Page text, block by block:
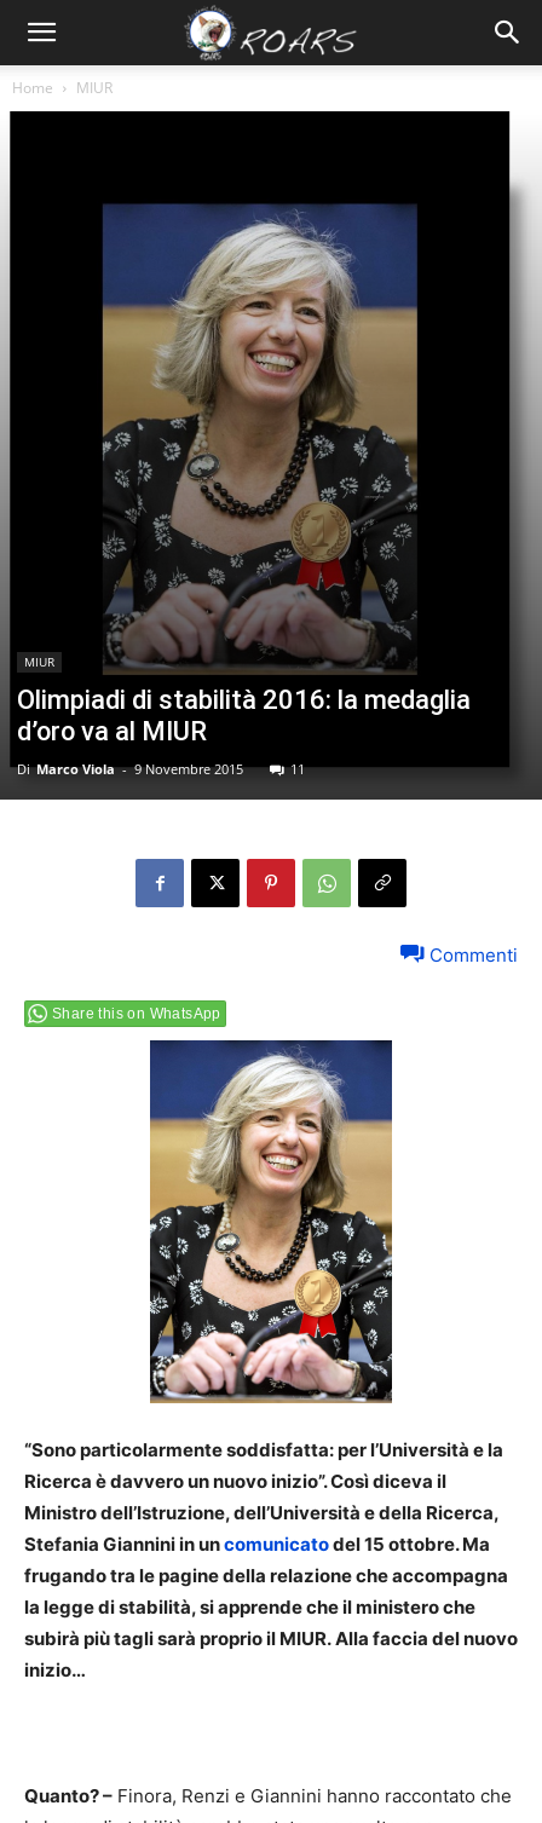
Home MIUR
MIUR
Olimpiadi di stabilità 2016: la medaglia
d’oro va al MIUR
Di Marco Viola - 9 Novembre 2015 11
Commenti
Share this on WhatsApp
“Sono particolarmente soddisfatta: per l’Università e la
Ricerca è davvero un nuovo inizio”. Così diceva il
Ministro dell’Istruzione, dell’Università e della Ricerca,
Stefania Giannini in uncomunicatodel 15 ottobre. Ma
frugando tra le pagine della relazione che accompagna
la legge di stabilità, si apprende che il ministero che
subirà più tagli sarà proprio il MIUR. Alla faccia del nuovo
inizio…
Quanto? – Finora, Renzi e Giannini hanno raccontato che